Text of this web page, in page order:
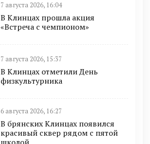
7 августа 2026, 16:04
В Клинцах прошла акция
«Встреча с чемпионом»
7 августа 2026, 15:37
В Клинцах отметили День
физкультурника
6 августа 2026, 16:27
В брянских Клинцах появился
красивый сквер рядом с пятой